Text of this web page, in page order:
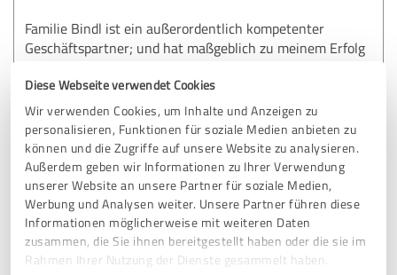
Diese Webseite verwendet Cookies
Wir verwenden Cookies, um Inhalte und Anzeigen zu
personalisieren, Funktionen für soziale Medien anbieten zu
können und die Zugriffe auf unsere Website zu analysieren.
Außerdem geben wir Informationen zu Ihrer Verwendung
unserer Website an unsere Partner für soziale Medien,
Werbung und Analysen weiter. Unsere Partner führen diese
Informationen möglicherweise mit weiteren Daten
zusammen, die Sie ihnen bereitgestellt haben oder die sie im
Rahmen Ihrer Nutzung der Dienste gesammelt haben.
Familie Bindl ist ein außerordentlich kompetenter
Geschäftspartner; und hat maßgeblich zu meinem Erfolg
Erfahrungsbericht & Bewertung zu:
BINDL-IMMOBILIEN
25.07.2022 Dr.Michael T.
4,85 von 5